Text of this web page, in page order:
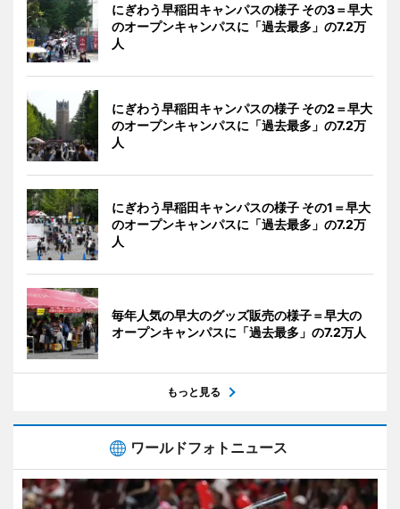
にぎわう早稲田キャンパスの様子 その3＝早大
のオープンキャンパスに「過去最多」の7.2万
人
にぎわう早稲田キャンパスの様子 その2＝早大
のオープンキャンパスに「過去最多」の7.2万
人
にぎわう早稲田キャンパスの様子 その1＝早大
のオープンキャンパスに「過去最多」の7.2万
人
毎年人気の早大のグッズ販売の様子＝早大の
オープンキャンパスに「過去最多」の7.2万人
もっと見る
ワールドフォトニュース